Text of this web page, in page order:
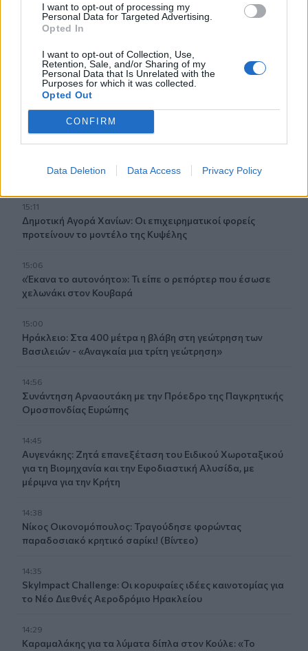
I want to opt-out of processing my
Personal Data for Targeted Advertising.
Opted In
I want to opt-out of Collection, Use,
Retention, Sale, and/or Sharing of my
Personal Data that Is Unrelated with the
Purposes for which it was collected.
Opted Out
CONFIRM
Data Deletion Data Access Privacy Policy
Ζητούν άμεση τοποθέτηση κάδου στο νεκροταφείο των
Μίλτος Τεντόγλου: “Πέταξε'” για τον μεγάλο τελικό του
Ευρωπαϊκού Πρωταθλήματος Ανοιχτού Στίβου
15:15
Ντόναλντ Τραμπ: «Παρτίδα σκάκι» οι συνομιλίες με το
Τεχεράνη
15:11
Δημοτική Αγορά Χανίων: Οι επιχειρηματικοί φορείς
προτείνουν το μοντέλο της Κυψέλης
15:06
«Έκανα το αυτονόητο»: Τι είπε ο ρεπόρτερ που έσωσε
χελωνάκι στον Κουβαρά
15:00
Ηράκλειο: Στα 400 μέτρα η βλάβη στη γεώτρηση των
Βασιλειών - «Αναγκαία μια τρίτη γεώτρηση»
14:56
Συνάντηση Αρναουτάκη με την Πρόεδρο της Παγκρητικής
Ομοσπονδίας Ευρώπης
14:45
Αυγενάκης: Ζητά επανεξέταση του Ειδικού Χωροταξικού
για τη Βιομηχανία και την Εφοδιαστική Αλυσίδα, με
μέριμνα για την Κρήτη
14:38
Νίκος Οικονομόπουλος: Τραγούδησε φορώντας
παραδοσιακό κρητικό σαρίκι! (Βίντεο)
14:35
SkyImpact Challenge: Οι κορυφαίες ιδέες καινοτομίας για
το Νέο Διεθνές Αεροδρόμιο Ηρακλείου
14:29
Καραμαλάκης για τα λύματα δίπλα στον Κούλε: «Το